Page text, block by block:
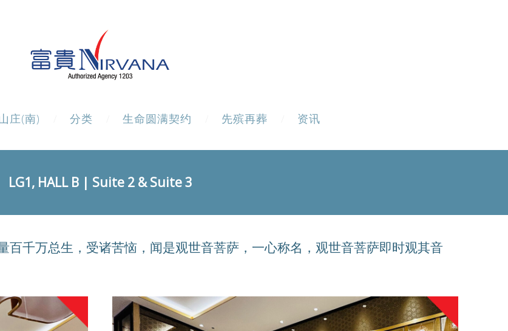
庄(南) 分类 生命圆满契约 先殡再葬 资讯
LG1, HALL B | Suite 2 & Suite 3
百千万总生，受诸苦恼，闻是观世音菩萨，一心称名，观世音菩萨即时观其音